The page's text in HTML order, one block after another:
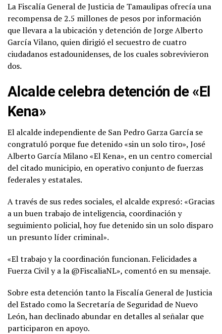
La Fiscalía General de Justicia de Tamaulipas ofrecía una
recompensa de 2.5 millones de pesos por información
que llevara a la ubicación y detención de Jorge Alberto
García Vilano, quien dirigió el secuestro de cuatro
ciudadanos estadounidenses, de los cuales sobrevivieron
dos.
Alcalde celebra detención de «El
Kena»
El alcalde independiente de San Pedro Garza García se
congratuló porque fue detenido «sin un solo tiro», José
Alberto García Milano «El Kena», en un centro comercial
del citado municipio, en operativo conjunto de fuerzas
federales y estatales.
A través de sus redes sociales, el alcalde expresó: «Gracias
a un buen trabajo de inteligencia, coordinación y
seguimiento policial, hoy fue detenido sin un solo disparo
un presunto líder criminal».
«El trabajo y la coordinación funcionan. Felicidades a
Fuerza Civil y a la @FiscaliaNL», comentó en su mensaje.
Sobre esta detención tanto la Fiscalía General de Justicia
del Estado como la Secretaría de Seguridad de Nuevo
León, han declinado abundar en detalles al señalar que
participaron en apoyo.